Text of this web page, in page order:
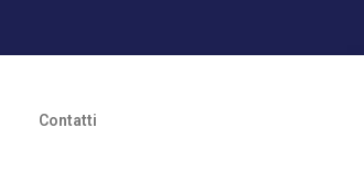
Contatti